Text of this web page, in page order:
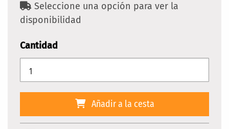
Seleccione una opción para ver la
disponibilidad
Cantidad
Añadir a la cesta